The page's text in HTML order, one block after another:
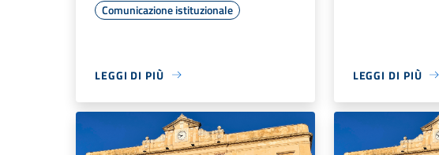
Comunicazione istituzionale
LEGGI DI PIÙ LEGGI DI PIÙ